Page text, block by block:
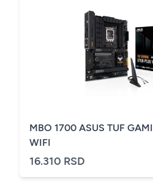
MBO 1700 ASUS TUF
WIFI
16.310 RSD